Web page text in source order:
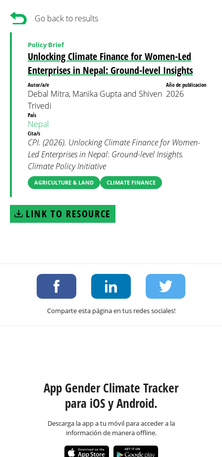
Go back to results
Unlocking Climate Finance for Women-Led
Enterprises in Nepal: Ground-level Insights
Policy Brief
Autor/a/e
Debal Mitra, Manika Gupta and Shiven
Trivedi
Año de publicacion
2026
País
Nepal
Cita/s
CPI. (2026). Unlocking Climate Finance for Women-
Led Enterprises in Nepal: Ground-level Insights.
Climate Policy Initiative
AGRICULTURE & LAND CLIMATE FINANCE
LINK TO RESOURCE
Comparte esta página en tus redes sociales!
App Gender Climate Tracker
para iOS y Android.
Descarga la app a tu móvil para acceder a la
información de manera offline.